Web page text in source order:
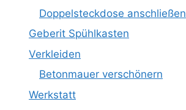
Doppelsteckdose anschließen
Geberit Spühlkasten
Verkleiden
Betonmauer verschönern
Werkstatt